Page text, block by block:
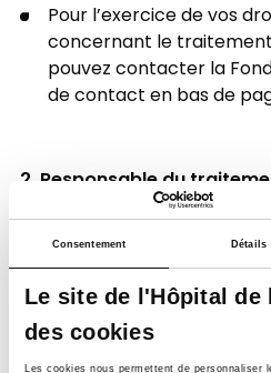
Consentement Détails
Le site de l'Hôpital
des cookies
Les cookies nous permettent de personnaliser
Pour l’exercice de vos
concernant le
pouvez contacter la
de contact en bas de
2. Responsable du
,
3. Données traitées
4. Sur quelles bases
données ?